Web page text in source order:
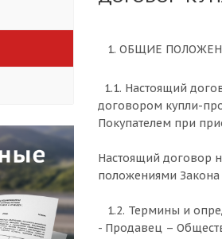
1. ОБЩИЕ
1.1. Настоящий
договором купли-
Покупателем при
Настоящий договор
положениями Закона
1.2. Термины и
- Продавец –